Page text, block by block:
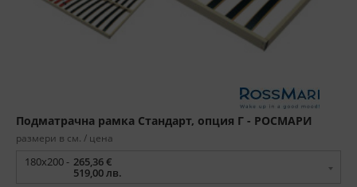
Подматрачна рамка Стандарт, опция Г - РОСМАРИ
размери в см. / цена
180x200 - 265,36 €
519,00 лв.